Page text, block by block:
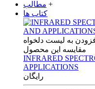
مطالب +
کتاب ها
به لیست دلخواه
مقایسه این محصول
INFRARED
APPLICATIONS
رایگان